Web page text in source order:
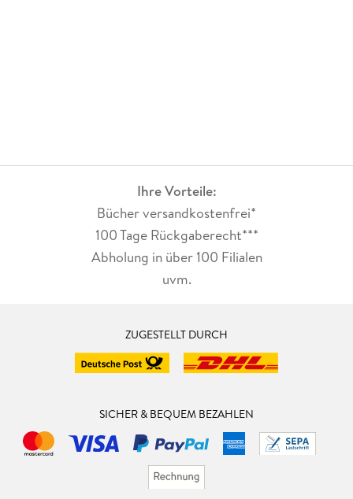
Ihre Vorteile:
Bücher versandkostenfrei*
100 Tage Rückgaberecht***
Abholung in über 100 Filialen
uvm.
ZUGESTELLT DURCH
SICHER & BEQUEM BEZAHLEN